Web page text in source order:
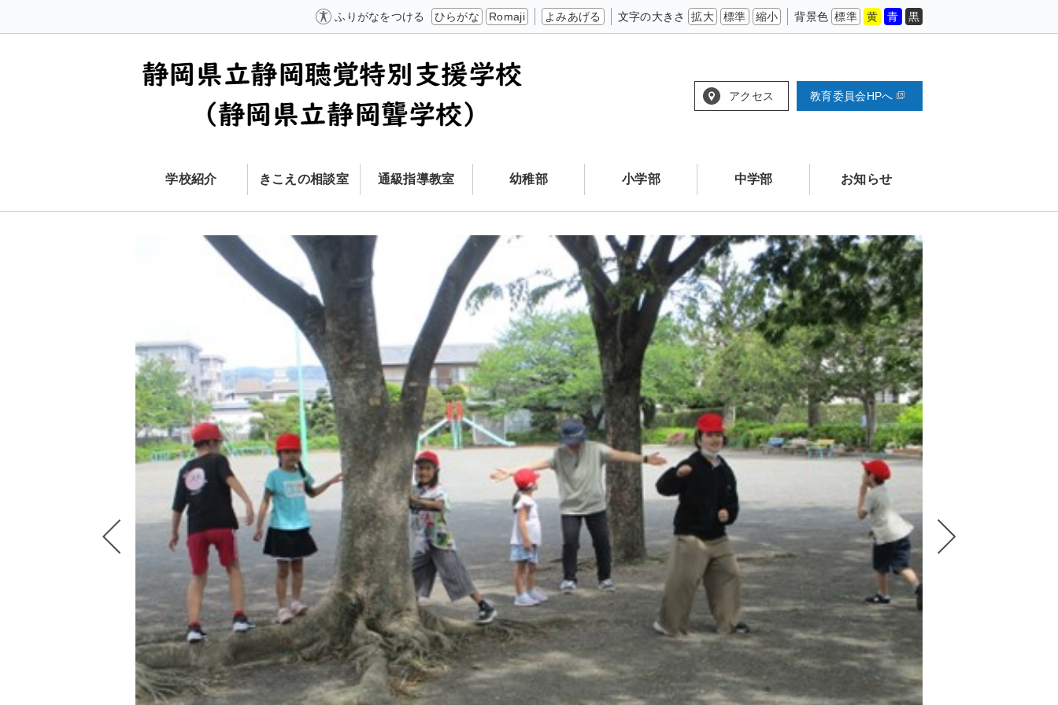
ふりがなをつける ひらがな Romaji よみあげる 文字の大きさ 拡大 標準 縮小 背景色 標準 黄 青 黒
アクセス 教育委員会HPへ
学校紹介 きこえの相談室 通級指導教室 幼稚部 小学部 中学部 お知らせ